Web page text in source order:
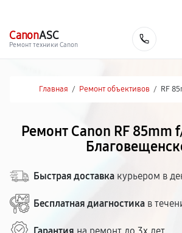
CanonASC
Ремонт техники Canon
Главная / Ремонт объективов / RF
Ремонт Canon RF 85mm
Быстрая доставка курьером в
Бесплатная диагностика в